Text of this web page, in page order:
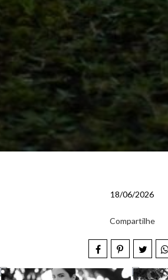
18/06/2026
Compartilhe